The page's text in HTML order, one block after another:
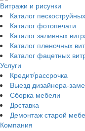
Витражи и рисунки
Каталог
Каталог фотопечати
Каталог заливных
Каталог пленочных
Каталог фацетных
Услуги
Кредит/рассрочка
Выезд дизайнера-
Сборка мебели
Доставка
Демонтаж старой
Компания